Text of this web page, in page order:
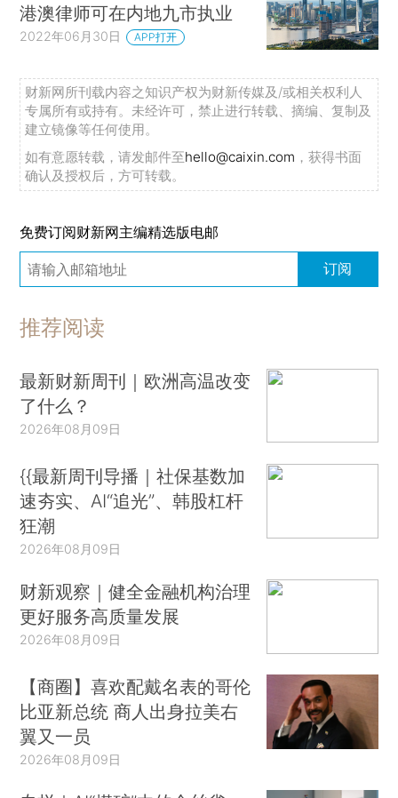
港澳律师可在内地九市执业
2022年06月30日 APP打开
财新网所刊载内容之知识产权为财新传媒及/或相关权利人
专属所有或持有。未经许可，禁止进行转载、摘编、复制及
建立镜像等任何使用。
如有意愿转载，请发邮件至hello@caixin.com ，获得书面
确认及授权后，方可转载。
免费订阅财新网主编精选版电邮
订阅
推荐阅读
最新财新周刊｜欧洲高温改变
了什么？
2026年08月09日
{{最新周刊导播｜社保基数加
速夯实、AI“追光”、韩股杠杆
狂潮
2026年08月09日
财新观察｜健全金融机构治理
更好服务高质量发展
2026年08月09日
【商圈】喜欢配戴名表的哥伦
比亚新总统 商人出身拉美右
翼又一员
2026年08月09日